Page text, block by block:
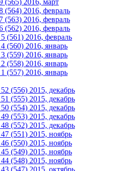
(564) 2016, февраль
(563) 2016, февраль
(562) 2016, февраль
(561) 2016, февраль
(560) 2016, январь
(559) 2016, январь
(558) 2016, январь
(557) 2016, январь
(556) 2015, декабрь
(555) 2015, декабрь
(554) 2015, декабрь
(553) 2015, декабрь
(552) 2015, декабрь
(551) 2015, ноябрь
(550) 2015, ноябрь
(549) 2015, ноябрь
(548) 2015, ноябрь
(547) 2015, октябрь